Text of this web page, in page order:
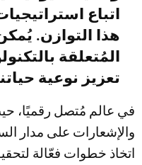
اتباع
هذا التوازن.
المُتعلقة
تعزيز نوعية
في عالم مُتصل رقميًا،
والإشعارات على مدار
اتخاذ خطوات فعّالة